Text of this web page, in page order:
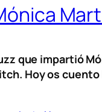
que impartió
. Hoy os